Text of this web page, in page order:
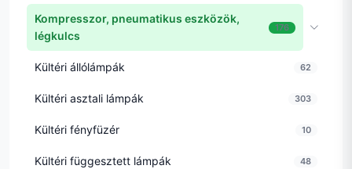
Kompresszor, pneumatikus eszközök,
légkulcs
176
Kültéri állólámpák 62
Kültéri asztali lámpák 303
Kültéri fényfüzér 10
Kültéri függesztett lámpák 48